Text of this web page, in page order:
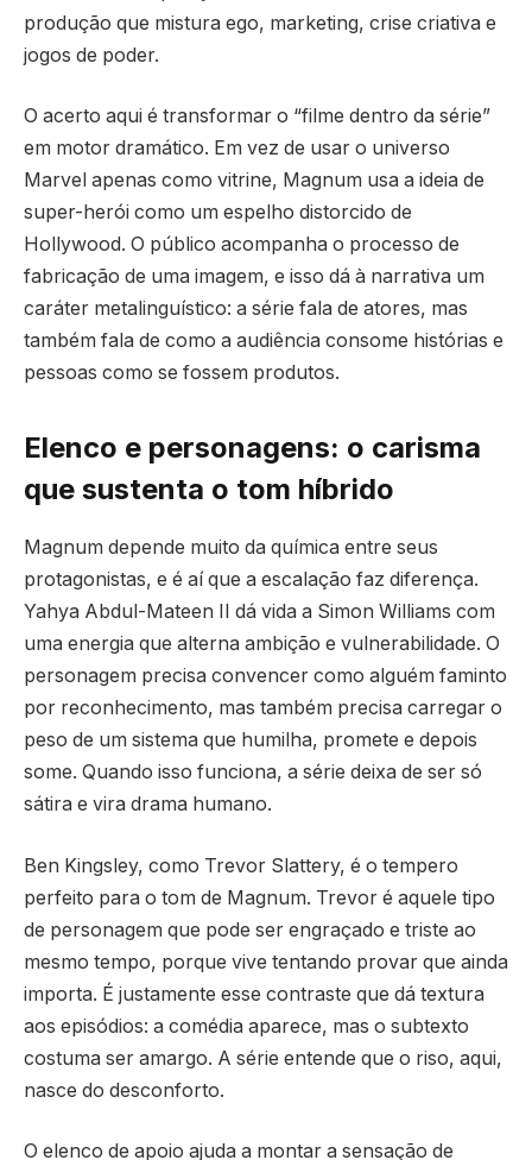
produção que mistura ego, marketing, crise criativa e
jogos de poder.
O acerto aqui é transformar o “filme dentro da série”
em motor dramático. Em vez de usar o universo
Marvel apenas como vitrine, Magnum usa a ideia de
super-herói como um espelho distorcido de
Hollywood. O público acompanha o processo de
fabricação de uma imagem, e isso dá à narrativa um
caráter metalinguístico: a série fala de atores, mas
também fala de como a audiência consome histórias e
pessoas como se fossem produtos.
Elenco e personagens: o carisma
que sustenta o tom híbrido
Magnum depende muito da química entre seus
protagonistas, e é aí que a escalação faz diferença.
Yahya Abdul-Mateen II dá vida a Simon Williams com
uma energia que alterna ambição e vulnerabilidade. O
personagem precisa convencer como alguém faminto
por reconhecimento, mas também precisa carregar o
peso de um sistema que humilha, promete e depois
some. Quando isso funciona, a série deixa de ser só
sátira e vira drama humano.
Ben Kingsley, como Trevor Slattery, é o tempero
perfeito para o tom de Magnum. Trevor é aquele tipo
de personagem que pode ser engraçado e triste ao
mesmo tempo, porque vive tentando provar que ainda
importa. É justamente esse contraste que dá textura
aos episódios: a comédia aparece, mas o subtexto
costuma ser amargo. A série entende que o riso, aqui,
nasce do desconforto.
O elenco de apoio ajuda a montar a sensação de